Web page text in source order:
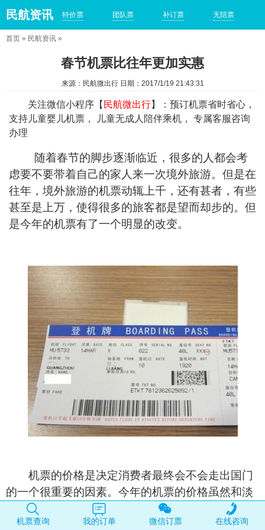
民航资讯 特价票 团队票 补订票 无陪票
首页 » 民航资讯 »
春节机票比往年更加实惠
来源：民航微出行 日期：2017/1/19 21:43:31
关注微信小程序【 民航微出行】：预订机票省时省心，
支持儿童婴儿机票， 儿童无成人陪伴乘机， 专属客服咨询
办理
随着春节的脚步逐渐临近，很多的人都会考
虑要不要带着自己的家人来一次境外旅游。但是在
往年，境外旅游的机票动辄上千，还有甚者，有些
甚至是上万，使得很多的旅客都是望而却步的。但
是今年的机票有了一个明显的改变。
机票的价格是决定消费者最终会不会走出国门
的一个很重要的因素。今年的机票的价格虽然和淡
季的相比是有一些升高的，但是相比于往年春节的
价格却是便宜了不少。往返欧洲均价是5000出头，
机票查询 我的订单 微信订票 在线咨询